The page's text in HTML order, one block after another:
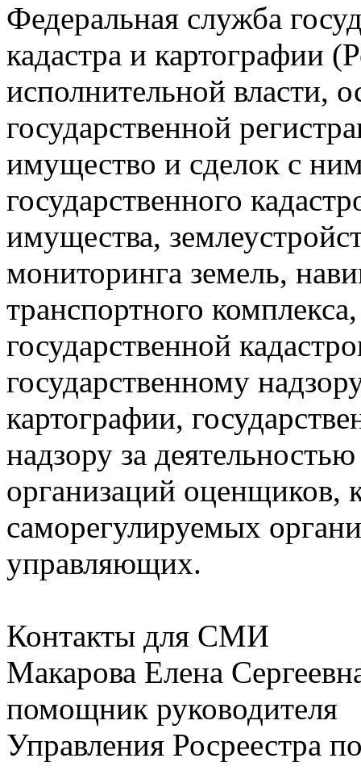
Федеральная служба
кадастра и картографии
исполнительной власти,
государственной
имущество и сделок с
государственного
имущества,
мониторинга земель,
транспортного
государственной
государственному
картографии,
надзору за
организаций оценщиков,
саморегулируемых
управляющих.
Контакты для СМИ
Макарова Елена
помощник руководителя
Управления Росреестра